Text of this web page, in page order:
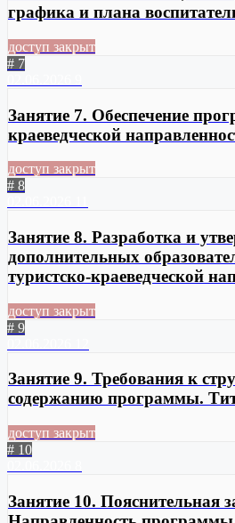
графика и плана
доступ закрыт
# 7
Занятие 7. Обеспечение
краеведческой
доступ закрыт
# 8
Занятие 8. Разработка и
дополнительных
туристско-краеведческой
доступ закрыт
# 9
Занятие 9. Требования к
содержанию программы.
доступ закрыт
# 10
Занятие 10. Пояснительная